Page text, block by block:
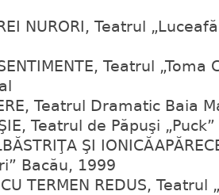
NURORI, Teatrul
SENTIMENTE, Teatrul
Teatrul Dramatic Baia
Teatrul de Păpuşi
ŞI
Bacău, 1999
CU TERMEN REDUS,